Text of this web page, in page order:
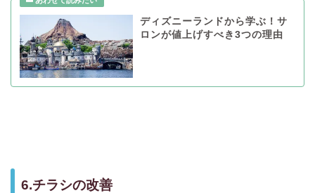
ディズニーランドから学ぶ！サ
ロンが値上げすべき3つの理由
6.チラシの改善